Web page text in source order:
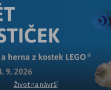
Život na návrší